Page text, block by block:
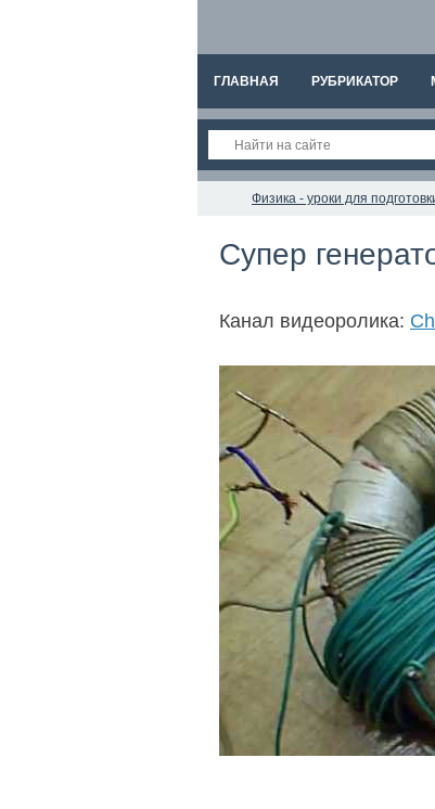
ГЛАВНАЯ РУБРИКАТОР
Физика - уроки для
Супер
Канал видеоролика: